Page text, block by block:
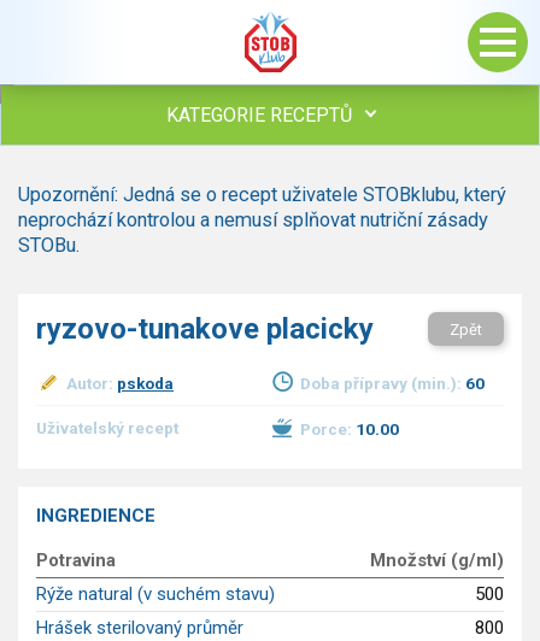
KATEGORIE RECEPTŮ
Polévky
Studená kuchyně
Bezmasé a zeleninové
Sladké pokrmy
Dezerty
Dětské recepty
GLP-1 recepty
Upozornění: Jedná se o recept uživatele STOBklubu, který
neprochází kontrolou a nemusí splňovat nutriční zásady
STOBu.
ryzovo-tunakove placicky Zpět
Autor: pskoda Doba přípravy (min.): 60
Uživatelský recept Porce: 10.00
INGREDIENCE
Potravina
Množství (g/ml)
Rýže natural (v suchém stavu)
500
Hrášek sterilovaný průměr
800